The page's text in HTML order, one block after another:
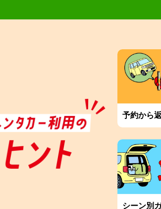
予約から
シーン別